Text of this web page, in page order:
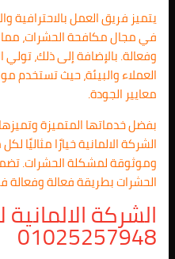
يتميز فريق العمل بالاحترافية
في مجال مكافحة الحشرات،
وفعالة. بالإضافة إلى ذلك،
العملاء والبيئة، حيث تستخدم
معايير الجودة.
بفضل خدماتها المتميزة
الشركة الالمانية خيارًا
وموثوقة لمشكلة الحشرات.
الحشرات بطريقة فعالة
الشركة الالمانية
01025257948